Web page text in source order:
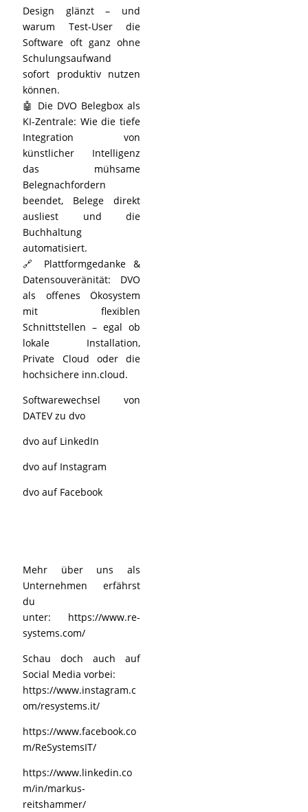
Design glänzt – und
warum Test-User die
Software oft ganz ohne
Schulungsaufwand
sofort produktiv nutzen
können.
🤖 Die DVO Belegbox als
KI-Zentrale: Wie die tiefe
Integration von
künstlicher Intelligenz
das mühsame
Belegnachfordern
beendet, Belege direkt
ausliest und die
Buchhaltung
automatisiert.
🔗 Plattformgedanke &
Datensouveränität: DVO
als offenes Ökosystem
mit flexiblen
Schnittstellen – egal ob
lokale Installation,
Private Cloud oder die
hochsichere inn.cloud.
Softwarewechsel von
DATEV zu dvo
dvo auf LinkedIn
dvo auf Instagram
dvo auf Facebook
Mehr über uns als
Unternehmen erfährst
du
unter: https://www.re-
systems.com/
Schau doch auch auf
Social Media vorbei:
https://www.instagram.c
om/resystems.it/
https://www.facebook.co
m/ReSystemsIT/
https://www.linkedin.co
m/in/markus-
reitshammer/